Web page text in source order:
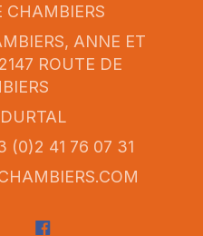
CHAMBIERS
ANNE ET
ROUTE DE
(0)2 41 76 07 31